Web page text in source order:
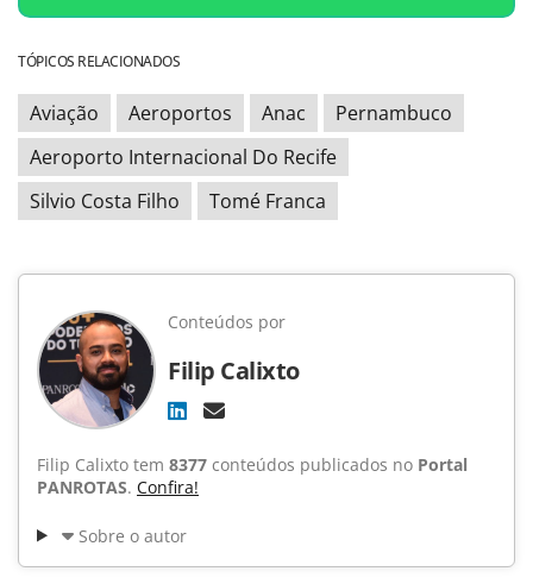
TÓPICOS RELACIONADOS
Aviação Aeroportos Anac
Pernambuco
Aeroporto Internacional Do Recife
Silvio Costa Filho
Tomé Franca
Conteúdos por
Filip Calixto
Filip Calixto tem 8377 conteúdos publicados no Portal
PANROTAS. Confira!
Sobre o autor